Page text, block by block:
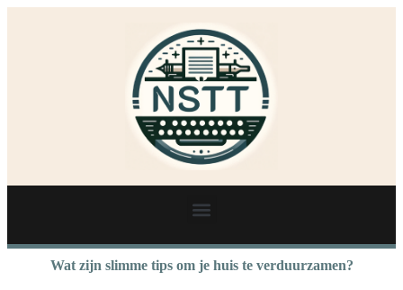
Wat zijn slimme tips om je huis te verduurzamen?